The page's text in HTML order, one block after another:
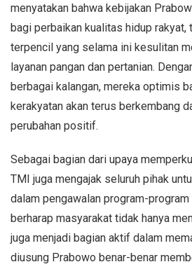
menyatakan bahwa kebijakan
bagi perbaikan kualitas hidup rakyat,
terpencil yang selama ini kesulitan
layanan pangan dan pertanian.
berbagai kalangan, mereka optimis
kerakyatan akan terus berkembang
perubahan positif.
Sebagai bagian dari upaya
TMI juga mengajak seluruh pihak
dalam pengawalan program-
berharap masyarakat tidak hanya
juga menjadi bagian aktif dalam
diusung Prabowo benar-benar